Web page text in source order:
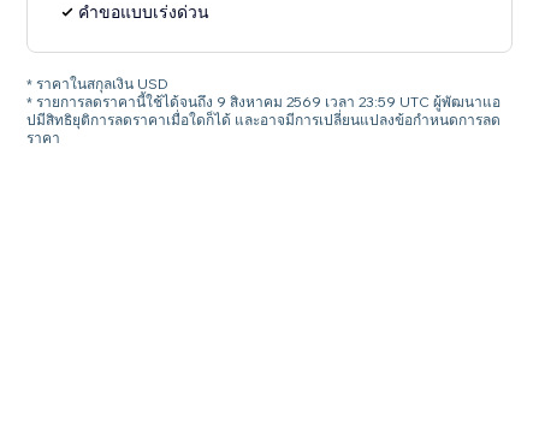
คำขอแบบเร่งด่วน
* ราคาในสกุลเงิน USD
* รายการลดราคานี้ใช้ได้จนถึง 9 สิงหาคม 2569 เวลา 23:59 UTC ผู้พัฒนาแอ
ปมีสิทธิยุติการลดราคาเมื่อใดก็ได้ และอาจมีการเปลี่ยนแปลงข้อกำหนดการลด
ราคา